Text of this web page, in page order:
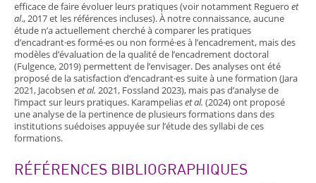
efficace de faire évoluer leurs pratiques (voir notamment Reguero et
al., 2017 et les références incluses). À notre connaissance, aucune
étude n’a actuellement cherché à comparer les pratiques
d’encadrant·es formé·es ou non formé·es à l’encadrement, mais des
modèles d’évaluation de la qualité de l’encadrement doctoral
(Fulgence, 2019) permettent de l’envisager. Des analyses ont été
proposé de la satisfaction d’encadrant·es suite à une formation (Jara
2021, Jacobsen et al. 2021, Fossland 2023), mais pas d’analyse de
l’impact sur leurs pratiques. Karampeliaset al. (2024) ont proposé
une analyse de la pertinence de plusieurs formations dans des
institutions suédoises appuyée sur l’étude des syllabi de ces
formations.
RÉFÉRENCES BIBLIOGRAPHIQUES